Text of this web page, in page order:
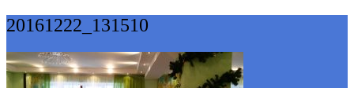
20161222_131510